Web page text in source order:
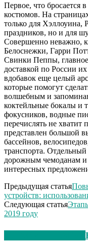
Первое, что бросается
костюмов. На
только для Хэллоуина,
праздников, но и для
Совершенно неважно,
Белоснежки, Гарри
Свинки Пеппы,
доставкой по России
вдобавок еще целый
которые помогут
волшебным и
коктейльные бокалы и
фокусников, водные
перечислять не хватит
представлен большой
бассейнов,
транспорта.
дорожным чемоданам
интересных
Предыдущая статья
устройств:
Следующая статья
2019 году